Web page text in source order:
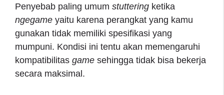
Penyebab paling umum stuttering ketika
ngegame yaitu karena perangkat yang kamu
gunakan tidak memiliki spesifikasi yang
mumpuni. Kondisi ini tentu akan memengaruhi
kompatibilitas game sehingga tidak bisa bekerja
secara maksimal.